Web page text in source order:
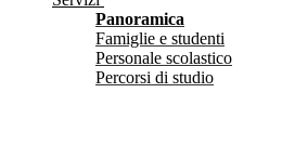
Panoramica
Famiglie e studenti
Personale scolastico
Percorsi di studio